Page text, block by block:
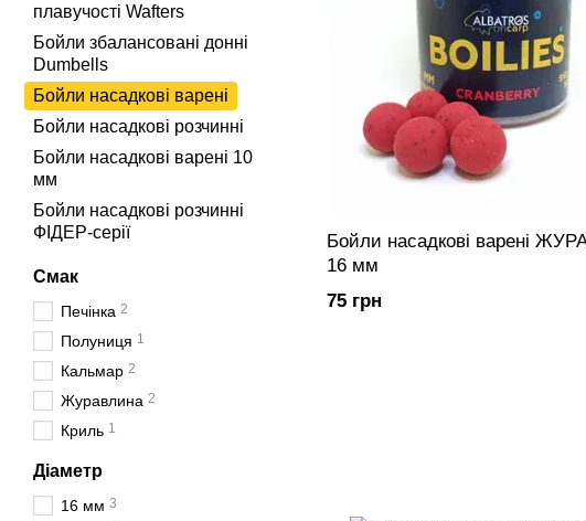
Бойли насадкові варені ЖУРАВЛИНА
16 мм
75 грн
плавучості Wafters
Бойли збалансовані донні
Dumbells
Бойли насадкові варені
Бойли насадкові розчинні
Бойли насадкові варені 10
мм
Бойли насадкові розчинні
ФІДЕР-серії
Смак
Печінка 2
Полуниця 1
Кальмар 2
Журавлина 2
Криль 1
Діаметр
16 мм 3